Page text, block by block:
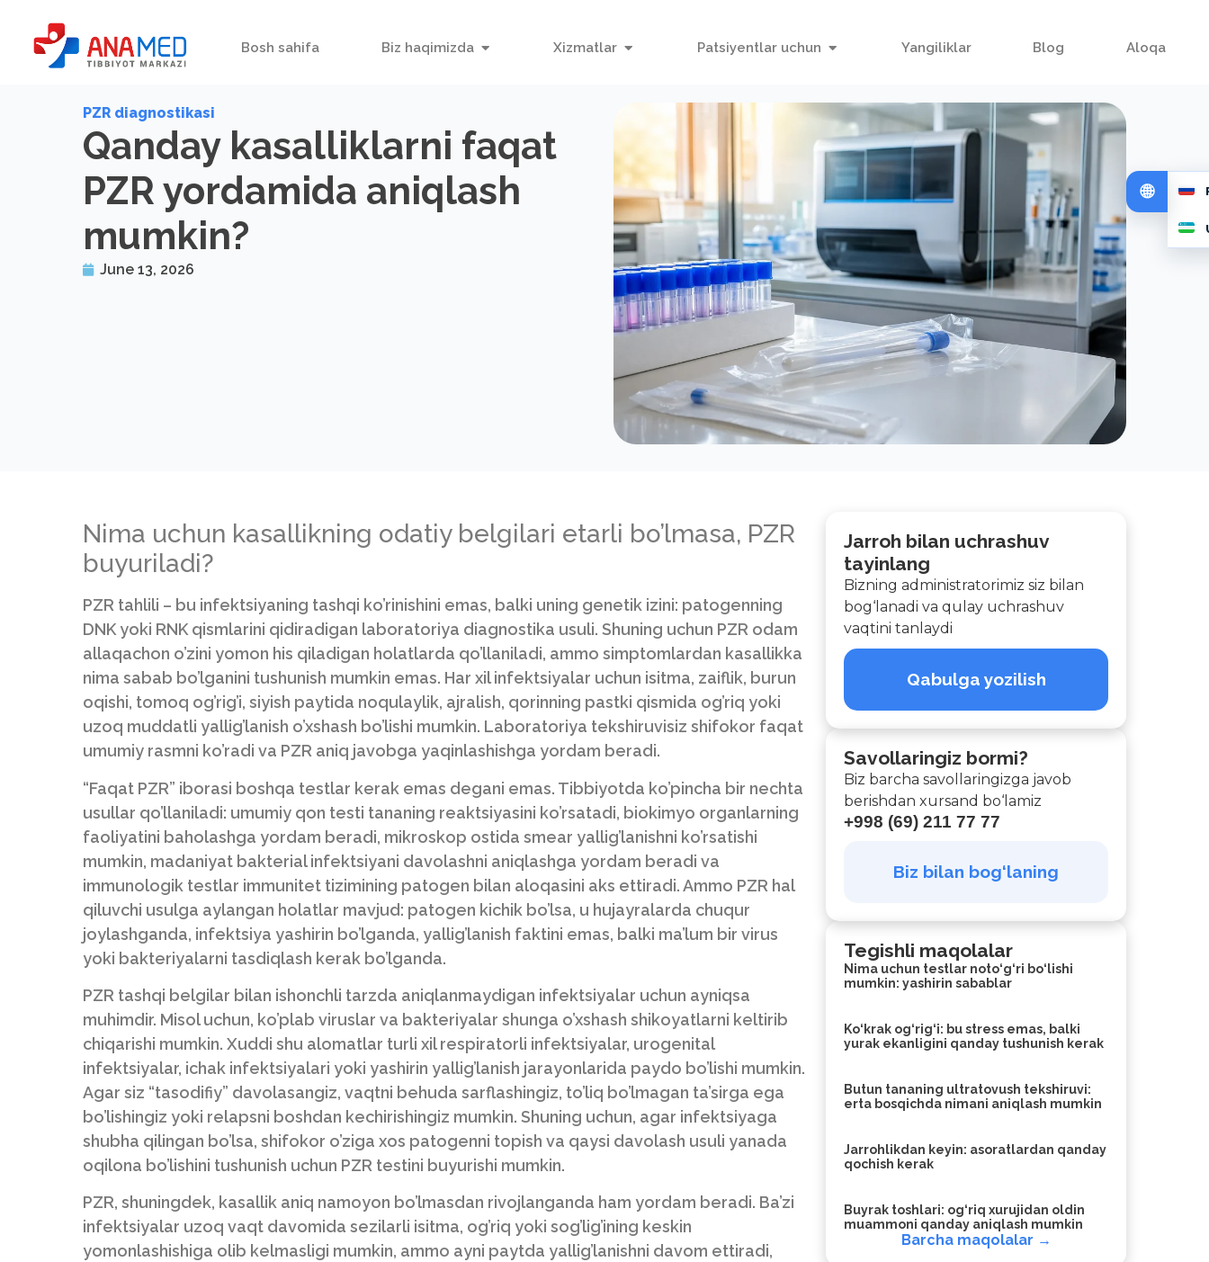
Bosh sahifa Biz haqimizda Xizmatlar Patsiyentlar uchun Yangiliklar Blog Aloqa
PZR diagnostikasi
Qanday kasalliklarni faqat
PZR yordamida aniqlash
mumkin?
June 13, 2026
Nima uchun kasallikning odatiy belgilari etarli bo’lmasa, PZR
buyuriladi?
PZR tahlili – bu infektsiyaning tashqi ko’rinishini emas, balki uning genetik izini: patogenning
DNK yoki RNK qismlarini qidiradigan laboratoriya diagnostika usuli. Shuning uchun PZR odam
allaqachon o’zini yomon his qiladigan holatlarda qo’llaniladi, ammo simptomlardan kasallikka
nima sabab bo’lganini tushunish mumkin emas. Har xil infektsiyalar uchun isitma, zaiflik, burun
oqishi, tomoq og’rig’i, siyish paytida noqulaylik, ajralish, qorinning pastki qismida og’riq yoki
uzoq muddatli yallig’lanish o’xshash bo’lishi mumkin. Laboratoriya tekshiruvisiz shifokor faqat
umumiy rasmni ko’radi va PZR aniq javobga yaqinlashishga yordam beradi.
“Faqat PZR” iborasi boshqa testlar kerak emas degani emas. Tibbiyotda ko’pincha bir nechta
usullar qo’llaniladi: umumiy qon testi tananing reaktsiyasini ko’rsatadi, biokimyo organlarning
faoliyatini baholashga yordam beradi, mikroskop ostida smear yallig’lanishni ko’rsatishi
mumkin, madaniyat bakterial infektsiyani davolashni aniqlashga yordam beradi va
immunologik testlar immunitet tizimining patogen bilan aloqasini aks ettiradi. Ammo PZR hal
qiluvchi usulga aylangan holatlar mavjud: patogen kichik bo’lsa, u hujayralarda chuqur
joylashganda, infektsiya yashirin bo’lganda, yallig’lanish faktini emas, balki ma’lum bir virus
yoki bakteriyalarni tasdiqlash kerak bo’lganda.
PZR tashqi belgilar bilan ishonchli tarzda aniqlanmaydigan infektsiyalar uchun ayniqsa
muhimdir. Misol uchun, ko’plab viruslar va bakteriyalar shunga o’xshash shikoyatlarni keltirib
chiqarishi mumkin. Xuddi shu alomatlar turli xil respiratorli infektsiyalar, urogenital
infektsiyalar, ichak infektsiyalari yoki yashirin yallig’lanish jarayonlarida paydo bo’lishi mumkin.
Agar siz “tasodifiy” davolasangiz, vaqtni behuda sarflashingiz, to’liq bo’lmagan ta’sirga ega
bo’lishingiz yoki relapsni boshdan kechirishingiz mumkin. Shuning uchun, agar infektsiyaga
shubha qilingan bo’lsa, shifokor o’ziga xos patogenni topish va qaysi davolash usuli yanada
oqilona bo’lishini tushunish uchun PZR testini buyurishi mumkin.
PZR, shuningdek, kasallik aniq namoyon bo’lmasdan rivojlanganda ham yordam beradi. Ba’zi
infektsiyalar uzoq vaqt davomida sezilarli isitma, og’riq yoki sog’lig’ining keskin
yomonlashishiga olib kelmasligi mumkin, ammo ayni paytda yallig’lanishni davom ettiradi,
Jarroh bilan uchrashuv
tayinlang
Bizning administratorimiz siz bilan
bog‘lanadi va qulay uchrashuv
vaqtini tanlaydi
Qabulga yozilish
Savollaringiz bormi?
Biz barcha savollaringizga javob
berishdan xursand bo‘lamiz
+998 (69) 211 77 77
Biz bilan bog‘laning
Tegishli maqolalar
Nima uchun testlar noto‘g‘ri bo‘lishi
mumkin: yashirin sabablar
Ko‘krak og‘rig‘i: bu stress emas, balki
yurak ekanligini qanday tushunish kerak
Butun tananing ultratovush tekshiruvi:
erta bosqichda nimani aniqlash mumkin
Jarrohlikdan keyin: asoratlardan qanday
qochish kerak
Buyrak toshlari: og‘riq xurujidan oldin
muammoni qanday aniqlash mumkin
Barcha maqolalar →